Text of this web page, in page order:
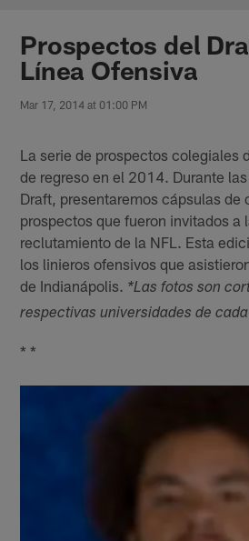
Prospectos del
Línea Ofensiva
Mar 17, 2014 at 01:00 PM
La serie de prospectos colegiales
de regreso en el 2014. Durante
Draft, presentaremos cápsulas de
prospectos que fueron invitados a
reclutamiento de la NFL. Esta
los linieros ofensivos que
de Indianápolis.
*Las fotos son
respectivas universidades de
* *